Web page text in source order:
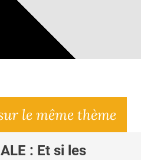
le même thème
: Et si les